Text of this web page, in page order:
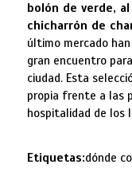
bolón de verde,
chicharrón de
último mercado
gran encuentro
ciudad. Esta
propia frente a las
hospitalidad de los
Etiquetas:dónde